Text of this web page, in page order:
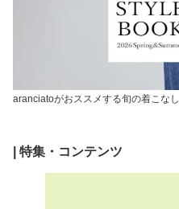
aranciatoがおススメする旬の着こなし
| 特集・コンテンツ